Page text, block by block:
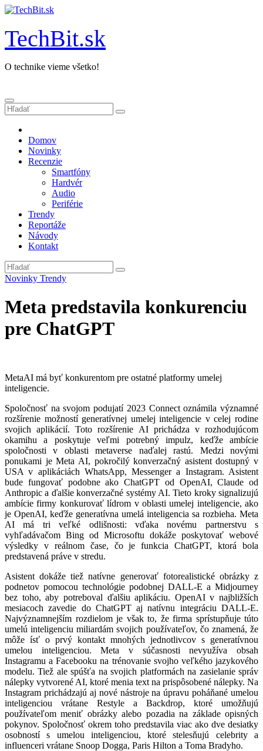
Prejsť
obsah
TechBit.sk
O technike vieme všetko!
Domov
Novinky
Recenzie
Smartfóny
Hardvér
Audio
Periférie
Trendy
Reportáže
Návody
Kontakt
Novinky Trendy
Meta predstavila konkurenciu
pre ChatGPT
MetaAI má byť konkurentom pre ostatné platformy umelej
inteligencie.
Spoločnosť na svojom podujatí 2023 Connect oznámila významné
rozšírenie možností generatívnej umelej inteligencie v celej rodine
svojich aplikácií. Toto rozšírenie AI prichádza v rozhodujúcom
okamihu a poskytuje veľmi potrebný impulz, keďže ambície
spoločnosti v oblasti metaverse naďalej rastú. Medzi novými
ponukami je Meta AI, pokročilý konverzačný asistent dostupný v
USA v aplikáciách WhatsApp, Messenger a Instagram. Asistent
bude fungovať podobne ako ChatGPT od OpenAI, Claude od
Anthropic a ďalšie konverzačné systémy AI. Tieto kroky signalizujú
ambície firmy konkurovať lídrom v oblasti umelej inteligencie, ako
je OpenAI, keďže generatívna umelá inteligencia sa rozbieha. Meta
AI má tri veľké odlišnosti: vďaka novému partnerstvu s
vyhľadávačom Bing od Microsoftu dokáže poskytovať webové
výsledky v reálnom čase, čo je funkcia ChatGPT, ktorá bola
predstavená práve v stredu.
Asistent dokáže tiež natívne generovať fotorealistické obrázky z
podnetov pomocou technológie podobnej DALL-E a Midjourney
bez toho, aby potreboval ďalšiu aplikáciu. OpenAI v najbližších
mesiacoch zavedie do ChatGPT aj natívnu integráciu DALL-E.
Najvýznamnejším rozdielom je však to, že firma sprístupňuje túto
umelú inteligenciu miliardám svojich používateľov, čo znamená, že
môže ísť o prvý kontakt mnohých jednotlivcov s generatívnou
umelou inteligenciou. Meta v súčasnosti nevyužíva obsah
Instagramu a Facebooku na trénovanie svojho veľkého jazykového
modelu. Tiež ale spúšťa na svojich platformách na zasielanie správ
nálepky vytvorené AI, ktoré menia text na prispôsobené nálepky. Na
Instagram prichádzajú aj nové nástroje na úpravu poháňané umelou
inteligenciou vrátane Restyle a Backdrop, ktoré umožňujú
používateľom meniť obrázky alebo pozadia na základe opisných
pokynov. Spoločnosť okrem toho predstavila viac ako dve desiatky
osobností s umelou inteligenciou, ktoré stelesňujú celebrity a
influenceri vrátane Snoop Dogga, Paris Hilton a Toma Bradyho.